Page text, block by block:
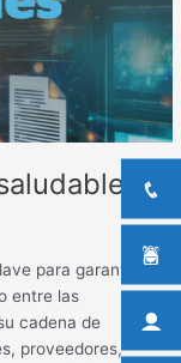
para garantizar
entre las
cadena de
proveedores,